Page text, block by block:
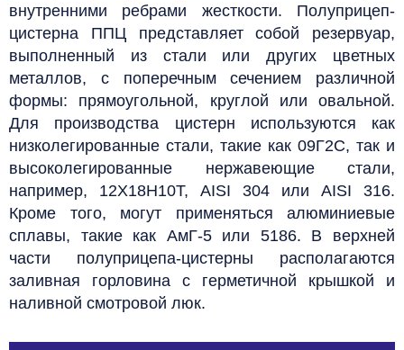
внутренними ребрами жесткости. Полуприцеп-
цистерна ППЦ представляет собой резервуар,
выполненный из стали или других цветных
металлов, с поперечным сечением различной
формы: прямоугольной, круглой или овальной.
Для производства цистерн используются как
низколегированные стали, такие как 09Г2С, так и
высоколегированные нержавеющие стали,
например, 12Х18Н10Т, AISI 304 или AISI 316.
Кроме того, могут применяться алюминиевые
сплавы, такие как АмГ-5 или 5186. В верхней
части полуприцепа-цистерны располагаются
заливная горловина с герметичной крышкой и
наливной смотровой люк.